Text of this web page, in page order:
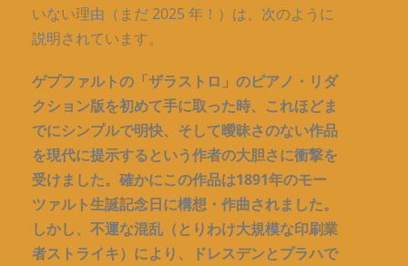
いない理由（まだ 2025 年！）は、次のように
説明されています。
ゲプファルトの「ザラストロ」のピアノ・リダ
クション版を初めて手に取った時、これほどま
でにシンプルで明快、そして曖昧さのない作品
を現代に提示するという作者の大胆さに衝撃を
受けました。確かにこの作品は1891年のモー
ツァルト生誕記念日に構想・作曲されました。
しかし、不運な混乱（とりわけ大規模な印刷業
者ストライキ）により、ドレスデンとプラハで